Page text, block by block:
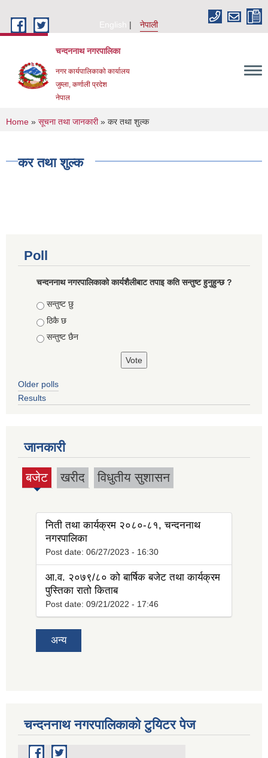
English
नेपाली
चन्दननाथ नगरपालिका
नगर कार्यपालिकाको कार्यालय
जुम्ला, कर्णाली प्रदेश
नेपाल
You are here
Home » सूचना तथा जानकारी» कर तथा शुल्क
कर तथा शुल्क
Poll
चन्दननाथ नगरपालिकाको कार्यशैलीबाट तपाइ कति सन्तुष्ट हुनुहुन्छ ?
Choices
सन्तुष्ट छु
ठिकै छ
सन्तुष्ट छैन
Older polls
Results
जानकारी
बजेट
(active
खरीद विधुतीय सुशासन
निती तथा कार्यक्रम २०८०-८१, चन्दननाथ
नगरपालिका
Post date: 06/27/2023 - 16:30
आ.व. २०७९/८० को बार्षिक बजेट तथा कार्यक्रम
पुस्तिका रातो किताब
Post date: 09/21/2022 - 17:46
अन्य
चन्दननाथ नगरपालिकाको टुयिटर पेज